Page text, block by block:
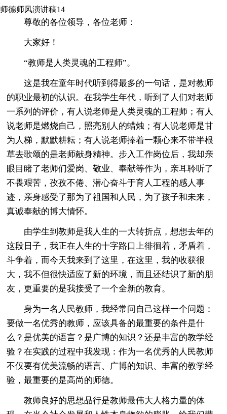
师德师风演讲稿14
尊敬的各位领导，各位老师：
大家好！
“教师是人类灵魂的工程师”。
这是我在童年时代听到得最多的一句话，是对教师
的职业最初的认识。在我学生年代，听到了人们对老师
一系列的评价，有人说老师是人类灵魂的工程师；有人
说老师是燃烧自己，照亮别人的蜡烛；有人说老师是甘
为人梯，默默耕耘；有人说老师捧着一颗心来不带半根
草去歌颂的是老师献身精神。步入工作岗位后，我却亲
眼目睹了老师们爱岗、敬业、奉献等作为，亲耳聆听了
不畏艰苦，孜孜不倦、潜心奋斗于育人工程的感人事
迹，亲身感受了那为了祖国和人民，为了孩子和未来，
真诚奉献的博大情怀。
由学生到教师是我人生的一大转折点，想想去年的
这段日子，我正在人生的十字路口上徘徊着，矛盾着，
斗争着，而今天我来到了这里，在这里，我的收获很
大，我不但很快适应了新的环境，而且还结识了新的朋
友，更重要的是我接受了一个全新的教育。
身为一名人民教师，我经常问自己这样一个问题：
要做一名优秀的教师，应该具备的最重要的条件是什
么？是优美的语言？是广博的知识？还是丰富的教学经
验？在实践的过程中我发现：作为一名优秀的人民教师
不仅要有优美流畅的语言、广博的知识、丰富的教学经
验，最重要的是高尚的师德。
教师良好的思想品行是教师最伟大人格力量的体